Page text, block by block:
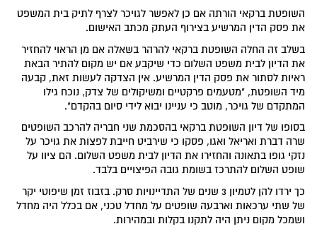
השופטת ברקאי הורתה אם כן לאפשר לגויכר לצרף לתיק בית המשפט
את פסק הדין המרשיע בצירוף העתק מכתב האישום.
בשלב זה החלה השופטת ברקאי להרהר בשאלה אם מן הראוי להחזיר
את הדיון לבית משפט השלום כדי שיקבע אם יש מקום להתיר הבאת
ראיות לסתור את פסק הדין המרשיע. אין הצדקה לעשות זאת, קבעה
מיד השופטת, "מטעמים פרקטיים ומשיקולים של צדק, נוכח גילו
המתקדם של גויכר, מוטב כי עניינו יבוא לידי סיום בהקדם".
בסופו של דיון השופטת ברקאי בהסכמת שני חבריה להרכב השופטים
שרה דברת ואריאל ואגו, פסקו כי שירביט חייבת לפצות את גויכר על
נזקי גופו בתאונה והחזירו את הדיון לבית משפט השלום. הם ציוו על
שופט השלום להתרכז בשומת גובה הפיצויים בלבד.
כך ירדו להן לטמיון 3 שנים של התדיינויות סרק. בזבוז זמן שיפוטי יקר
של שתי ערכאות וארבעה שופטים על מחדל טכני, אם בכלל היה מחדל
ושמכל מקום ניתן היה לתקנו בקלות ובמהירות.